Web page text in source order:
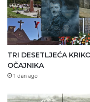
TRI DESETLJEĆA
OČAJNIKA
1 dan ago